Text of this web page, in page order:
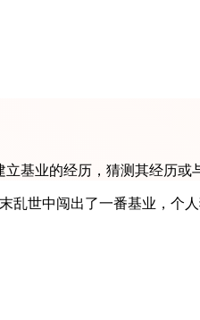
基业的经历，猜测其经历或
世中闯出了一番基业，个